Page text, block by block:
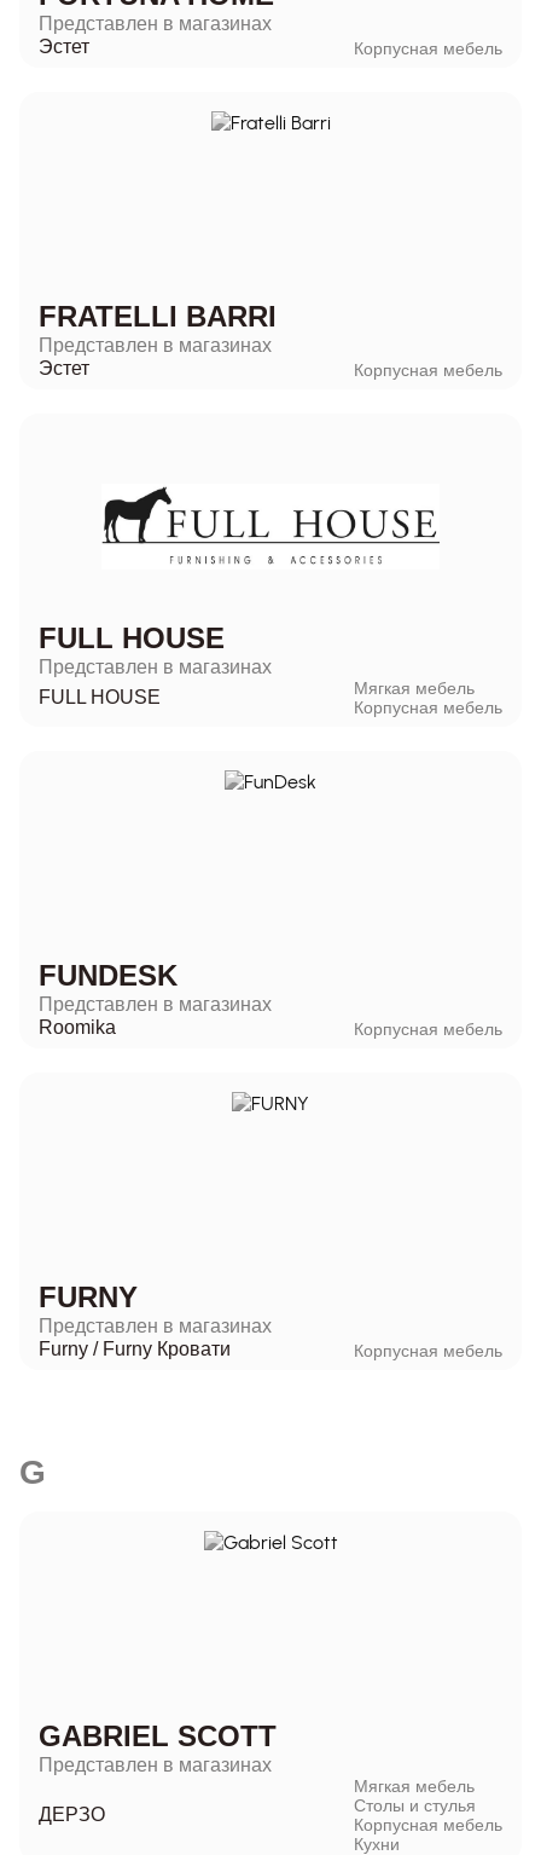
Представлен в магазинах
Эстет
Корпусная мебель
FRATELLI BARRI
Представлен в магазинах
Эстет
Корпусная мебель
FULL HOUSE
Представлен в магазинах
FULL HOUSE
Мягкая мебель
Корпусная мебель
FUNDESK
Представлен в магазинах
Roomika
Корпусная мебель
FURNY
Представлен в магазинах
Furny / Furny Кровати Корпусная мебель
G
GABRIEL SCOTT
Представлен в магазинах
ДЕРЗО
Мягкая мебель
Столы и стулья
Корпусная мебель
Кухни